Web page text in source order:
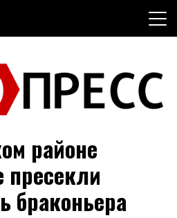
"Брюховецкие новости"
районе
пресекли
браконьера